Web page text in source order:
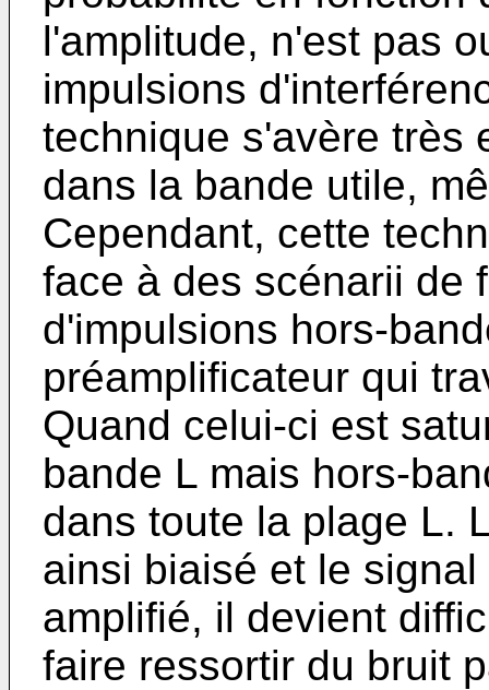
l'amplitude, n'est pas
impulsions
technique s'avère très
dans la bande utile,
Cependant, cette
face à des scénarii de
d'impulsions hors-
préamplificateur qui
Quand celui-ci est
bande L mais hors-
dans toute la plage L.
ainsi biaisé et le
amplifié, il devient
faire ressortir du bruit